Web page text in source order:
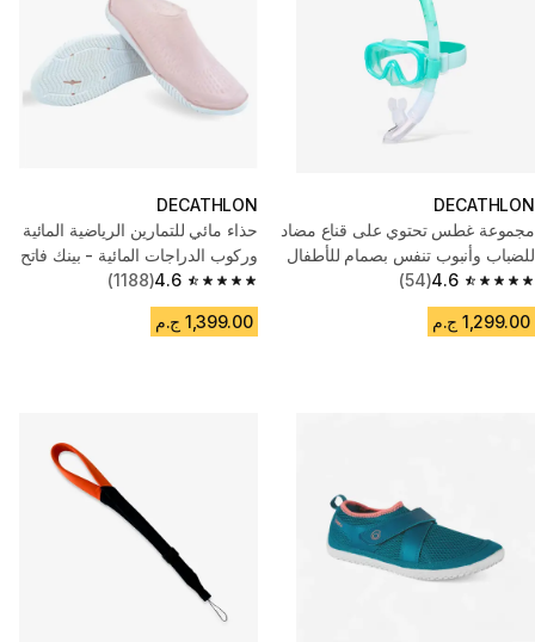
DECATHLON
مجموعة غطس تحتوي على قناع مضاد
للضباب وأنبوب تنفس بصمام للأطفال
- أخضر
4.6
4.6 out of 5 stars from 54 reviews
(54)
1,299.00 ج.م
DECATHLON
حذاء مائي للتمارين الرياضية المائية
وركوب الدراجات المائية - بينك فاتح
4.6
4.6 out of 5 stars from 1188 reviews
(1188)
1,399.00 ج.م